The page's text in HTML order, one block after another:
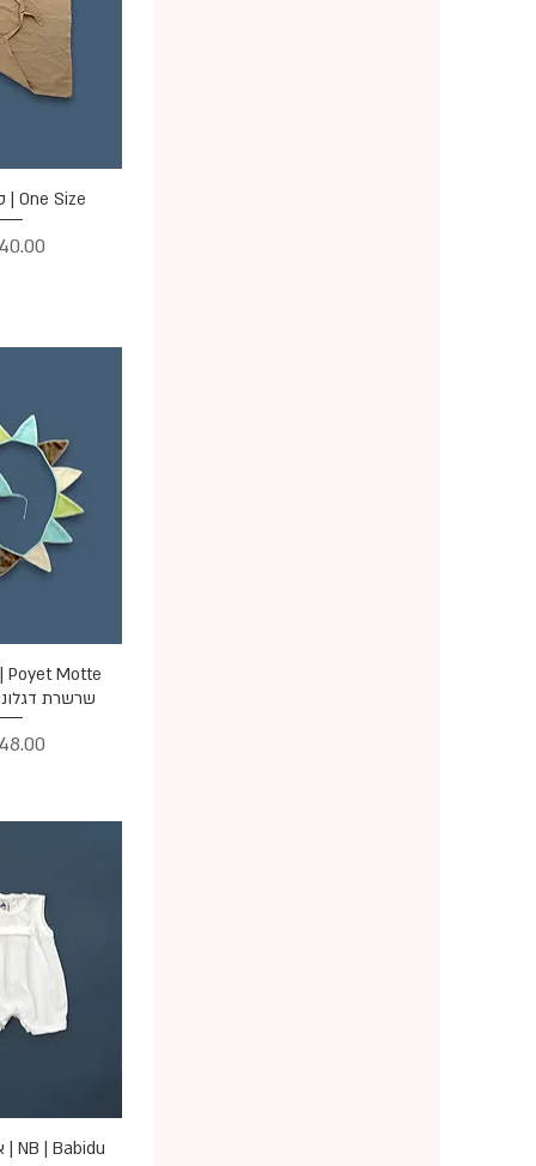
תצוגה
One Size | סינר הנקה
מחיר
תצוגה
שרשרת
מחיר
תצוגה
NB | Babidu | אוברול פסים